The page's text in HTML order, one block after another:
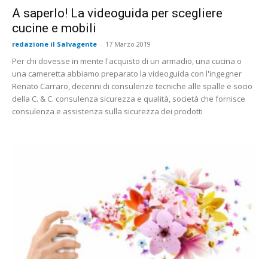
A saperlo! La videoguida per scegliere
cucine e mobili
redazione il Salvagente - 17 Marzo 2019
Per chi dovesse in mente l'acquisto di un armadio, una cucina o
una cameretta abbiamo preparato la videoguida con l'ingegner
Renato Carraro, decenni di consulenze tecniche alle spalle e socio
della C. & C. consulenza sicurezza e qualità, società che fornisce
consulenza e assistenza sulla sicurezza dei prodotti